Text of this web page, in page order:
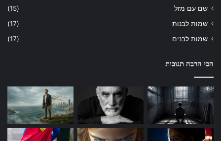
שם עם מזל
(15)
שמות לבנות
(17)
שמות לבנים
(17)
הכי הרבה תגובות